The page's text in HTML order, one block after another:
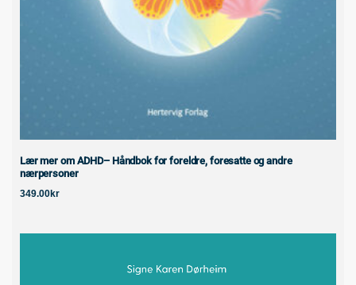
Lær mer om ADHD– Håndbok for foreldre, foresatte og andre
nærpersoner
349.00kr